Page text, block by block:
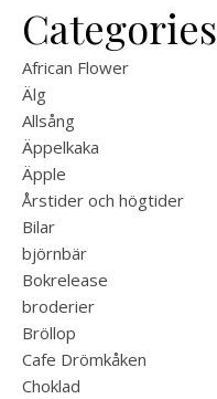
Categories
African Flower
Älg
Allsång
Äppelkaka
Äpple
Årstider och högtider
Bilar
björnbär
Bokrelease
broderier
Bröllop
Cafe Drömkåken
Choklad